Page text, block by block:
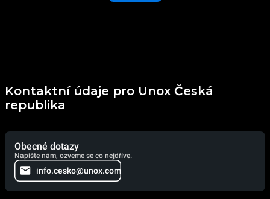
Kontaktní údaje pro Unox Česká
republika
Obecné dotazy
Napište nám, ozveme se co nejdříve.
info.cesko@unox.com